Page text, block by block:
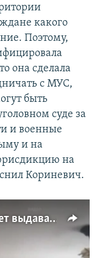
какого
Поэтому,
она сделала
с МУС,
быть
суде за
и военные
и на
на
Кориневич.
«Надеемся, что суд в Гааге будет выдавать ордеры на арест граждан России» – Кориневич